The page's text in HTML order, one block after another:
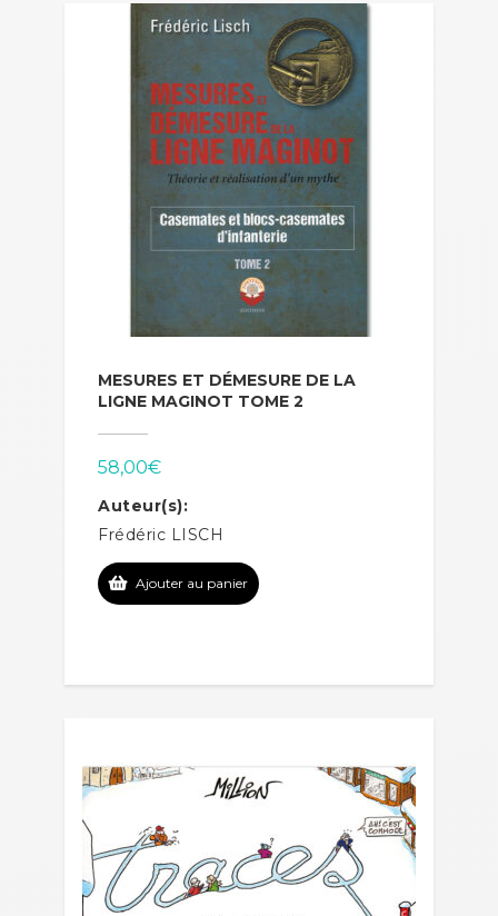
MESURES ET DÉMESURE DE LA
LIGNE MAGINOT TOME 2
58,00€
Auteur(s):
Frédéric LISCH
Ajouter au panier